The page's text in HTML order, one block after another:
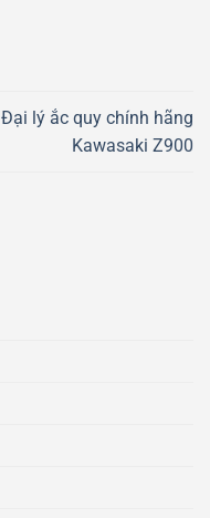
Đại lý ắc quy chính hãng
Kawasaki Z900